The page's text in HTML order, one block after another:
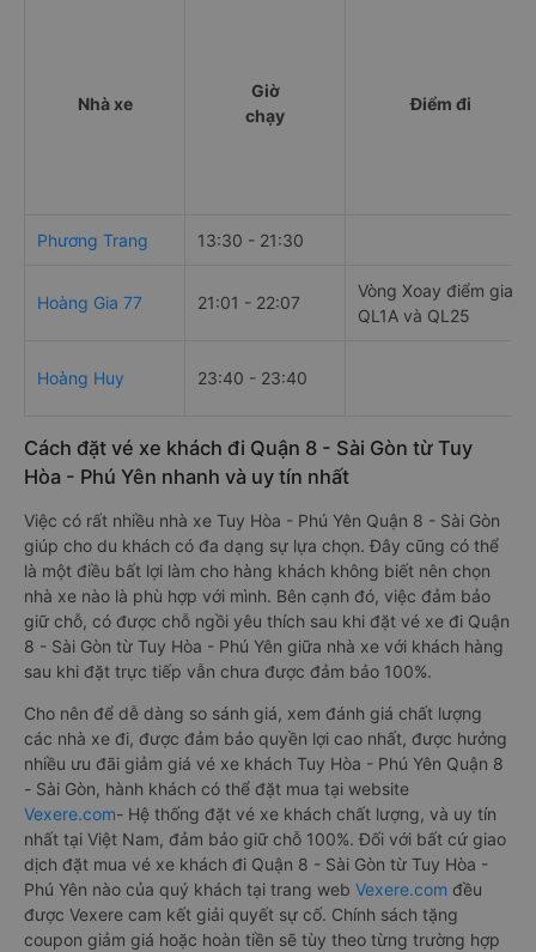
Nhà xe
Giờ
chạy
Điểm đi
Phương Trang 13:30 - 21:30
Hoàng Gia 77 21:01 - 22:07
Vòng Xoay điểm giao
QL1A và QL25
Hoàng Huy 23:40 - 23:40
Cách đặt vé xe khách đi Quận 8 - Sài Gòn từ Tuy
Hòa - Phú Yên nhanh và uy tín nhất
Việc có rất nhiều nhà xe Tuy Hòa - Phú Yên Quận 8 - Sài Gòn
giúp cho du khách có đa dạng sự lựa chọn. Đây cũng có thể
là một điều bất lợi làm cho hàng khách không biết nên chọn
nhà xe nào là phù hợp với mình. Bên cạnh đó, việc đảm bảo
giữ chỗ, có được chỗ ngồi yêu thích sau khi đặt vé xe đi Quận
8 - Sài Gòn từ Tuy Hòa - Phú Yên giữa nhà xe với khách hàng
sau khi đặt trực tiếp vẫn chưa được đảm bảo 100%.
Cho nên để dễ dàng so sánh giá, xem đánh giá chất lượng
các nhà xe đi, được đảm bảo quyền lợi cao nhất, được hưởng
nhiều ưu đãi giảm giá vé xe khách Tuy Hòa - Phú Yên Quận 8
- Sài Gòn, hành khách có thể đặt mua tại website
Vexere.com- Hệ thống đặt vé xe khách chất lượng, và uy tín
nhất tại Việt Nam, đảm bảo giữ chỗ 100%. Đối với bất cứ giao
dịch đặt mua vé xe khách đi Quận 8 - Sài Gòn từ Tuy Hòa -
Phú Yên nào của quý khách tại trang web Vexere.com đều
được Vexere cam kết giải quyết sự cố. Chính sách tặng
coupon giảm giá hoặc hoàn tiền sẽ tùy theo từng trường hợp